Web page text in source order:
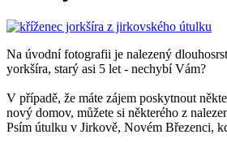
Na úvodní fotografii je nalezený
yorkšíra, starý asi 5 let - nechybí Vám?
V případě, že máte zájem poskytnout
nový domov, můžete si některého z
Psím útulku v Jirkově, Novém Březenci,